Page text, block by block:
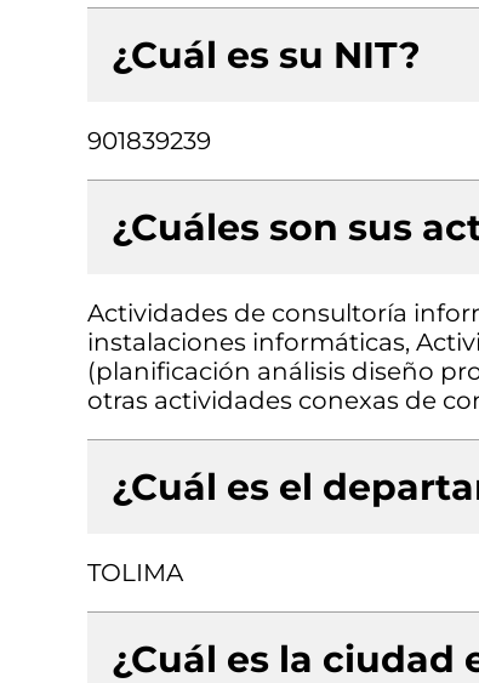
¿Cuál es su NIT?
901839239
¿Cuáles son sus
Actividades de consultoría
instalaciones informáticas,
(planificación análisis diseño
otras actividades conexas de
¿Cuál es el
TOLIMA
¿Cuál es la ciudad